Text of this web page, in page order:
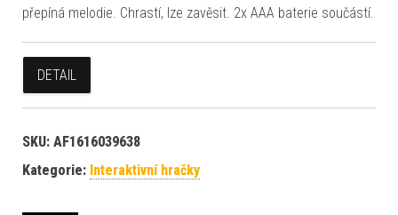
přepíná melodie. Chrastí, lze zavěsit. 2x AAA baterie součástí.
DETAIL
SKU: AF1616039638
Kategorie: Interaktivní hračky